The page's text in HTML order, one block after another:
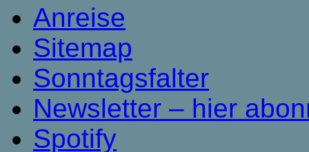
Anreise
Sitemap
Sonntagsfalter
Newsletter – hier
Spotify